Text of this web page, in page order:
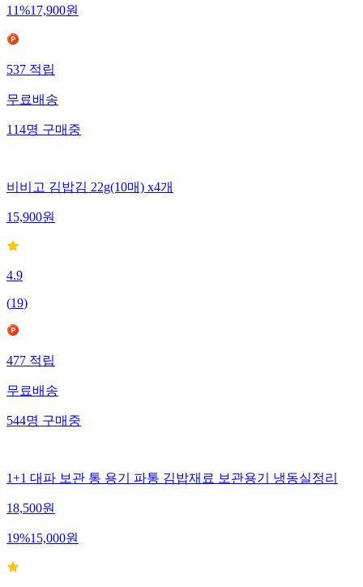
11%17,900원
537적립
무료배송
114명구매중
비비고 김밥김 22g(10매) x4개
15,900원
4.9
(19)
477적립
무료배송
544명구매중
1+1 대파 보관 통 용기 파통 김밥재료 보관용기 냉동실정리
18,500원
19%15,000원